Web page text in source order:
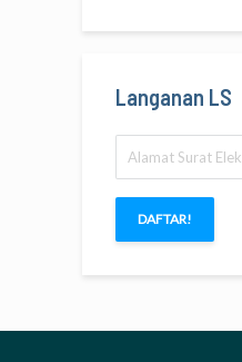
Langanan LS
Surat
Elektronik
DAFTAR!